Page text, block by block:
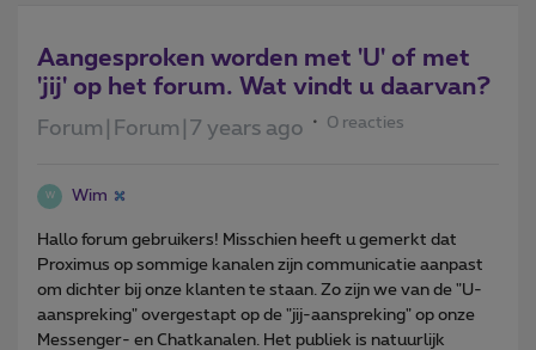
Aangesproken worden met 'U' of met
'jij' op het forum. Wat vindt u daarvan?
Forum|Forum|7 years ago 0 reacties
W Wim
Hallo forum gebruikers! Misschien heeft u gemerkt dat
Proximus op sommige kanalen zijn communicatie aanpast
om dichter bij onze klanten te staan. Zo zijn we van de "U-
aanspreking" overgestapt op de "jij-aanspreking" op onze
Messenger- en Chatkanalen. Het publiek is natuurlijk